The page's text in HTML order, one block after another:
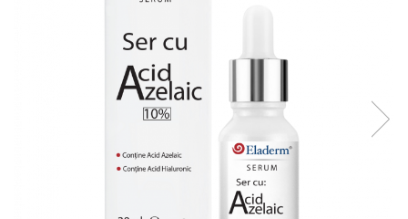
Produse pentru curatare
Creme Emoliente
Produse pentru pete pigmentare